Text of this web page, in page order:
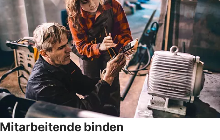
Mitarbeitende binden